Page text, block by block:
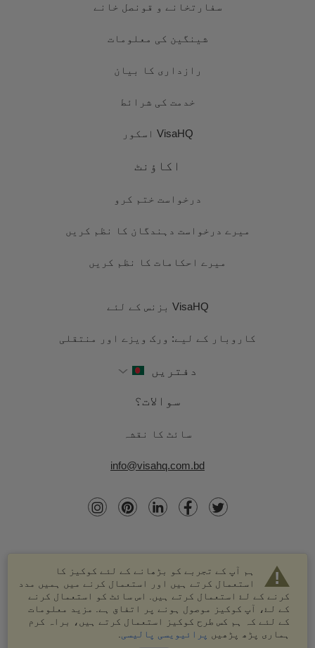
ہم آپ کے تجربے کو بڑھانے کے لئے کوکیز کا
استعمال کرتے ہیں اور استعمال کرنے میں ہمیں مدد
کرنے کے لۓ استعمال کرتے ہیں. اس سائٹ کو استعمال کرنے
کے لۓ، آپ کوکیز موصول ہونے پر اتفاق ہے. مزید معلومات
کے لئے کہ ہم کس طرح کوکیز استعمال کرتے ہیں، براہ کرم
ہماری پڑھ پڑھیں
پرائیویسی پالیسی
سفارتخانے و قونصل خانے
شینگین کی معلومات
رازداری کا بیان
خدمت کی شرائط
VisaHQ اسکور
اکاؤنٹ
درخواست ختم کرو
میرے درخواست دہندگان کا نظم کریں
میرے احکامات کا نظم کریں
VisaHQ بزنس کے لئے
کاروبار کے لیے: ورک ویزے اور منتقلی
دفتریں
سوالات؟
سائٹ کا نقشہ
info@visahq.com.bd
© 2003-2026 VisaHQ.com، انک. تمام حقوق محفوظ ہیں۔